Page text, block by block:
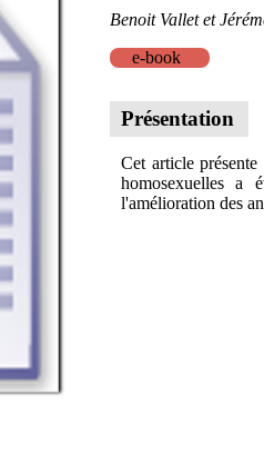
Benoit Vallet et
e-book
Présentation
Cet article
homosexuelles a
l'amélioration des